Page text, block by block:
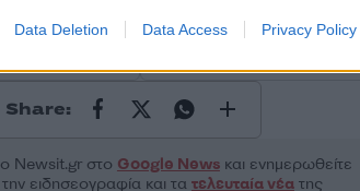
Data Deletion Data Access Privacy Policy
Αθλητικά
ΚΑΡΑΛΗΣ
ΜΙΛΤΟΣ ΤΕΝΤΟΓΛΟΥ
Share:
Νewsit.gr στο Google Newsκαι ενημερωθείτε
ειδησεογραφία και τα τελευταία νέατης